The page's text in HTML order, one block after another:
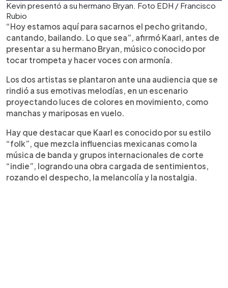
Kevin presentó a su hermano Bryan. Foto EDH / Francisco
Rubio
“Hoy estamos aquí para sacarnos el pecho gritando,
cantando, bailando. Lo que sea”, afirmó Kaarl, antes de
presentar a su hermano Bryan, músico conocido por
tocar trompeta y hacer voces con armonía.
Los dos artistas se plantaron ante una audiencia que se
rindió a sus emotivas melodías, en un escenario
proyectando luces de colores en movimiento, como
manchas y mariposas en vuelo.
Hay que destacar que Kaarl es conocido por su estilo
“folk”, que mezcla influencias mexicanas como la
música de banda y grupos internacionales de corte
“indie”, logrando una obra cargada de sentimientos,
rozando el despecho, la melancolía y la nostalgia.